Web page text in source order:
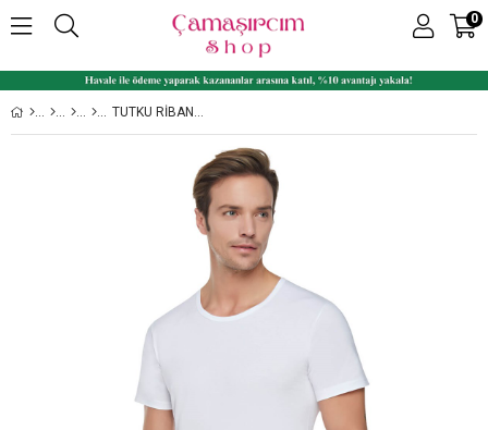
0
TUTKU RIBANA %100 PAMUK BISIKLET YAKA ERKEK FANILA